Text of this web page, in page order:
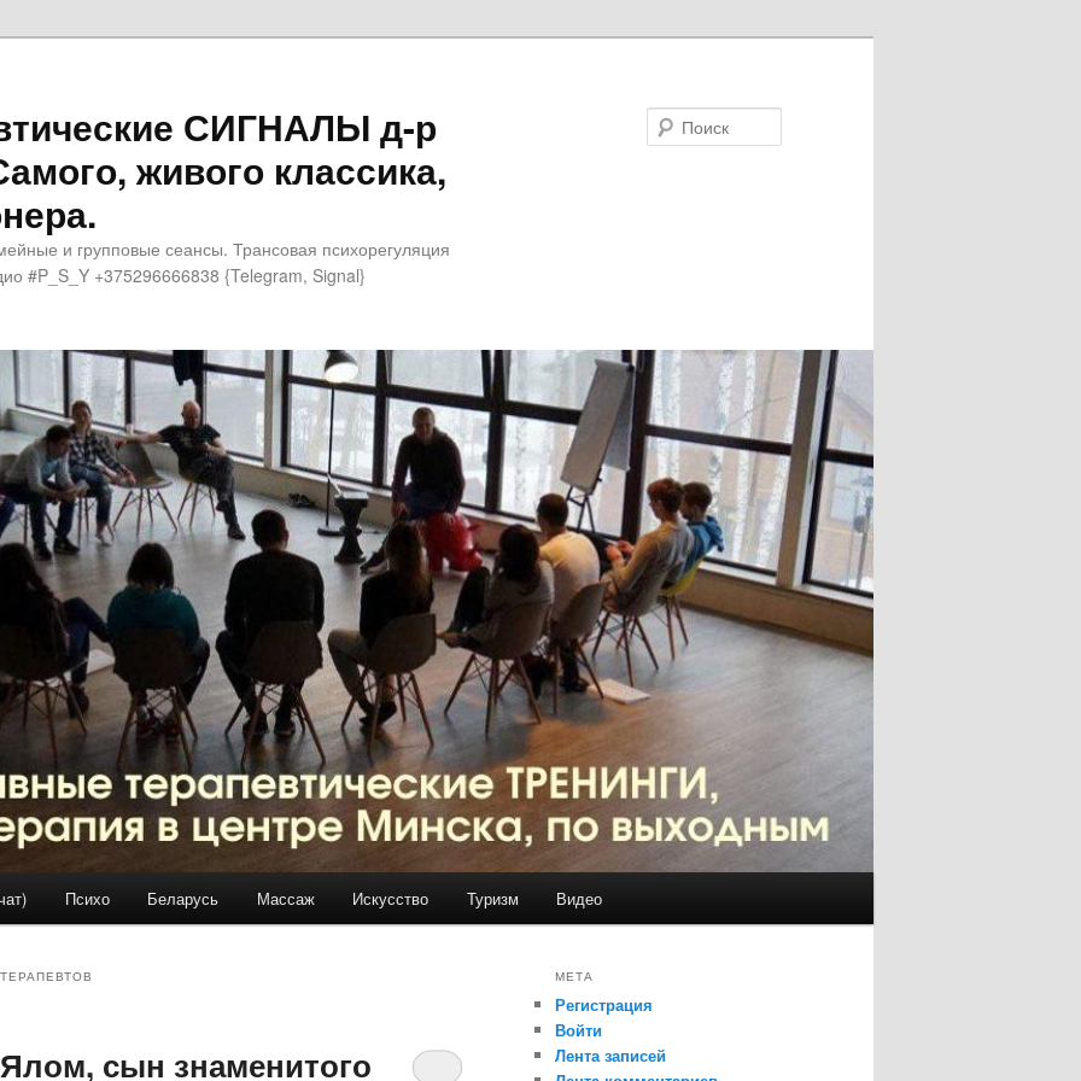
СИГНАЛЫ д-р
живого классика,
и групповые сеансы. Трансовая психорегуляция
#P_S_Y +375296666838 {Telegram, Signal}
Психо Беларусь Массаж Искусство Туризм Видео
сын знаменитого
МЕТА
Регистрация
Войти
Лента записей